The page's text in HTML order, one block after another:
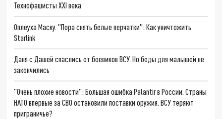
Технофашисты XXI века
Оплеуха Маску. "Пора снять белые перчатки": Как уничтожить
Starlink
Даня с Дашей спаслись от боевиков ВСУ. Но беды для малышей не
закончились
"Очень плохие новости": Большая ошибка Palantir в России. Страны
НАТО впервые за СВО остановили поставки оружия. ВСУ теряют
приграничье?